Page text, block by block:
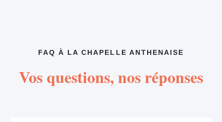
FAQ À LA CHAPELLE ANTHENAISE
Vos questions, nos réponses